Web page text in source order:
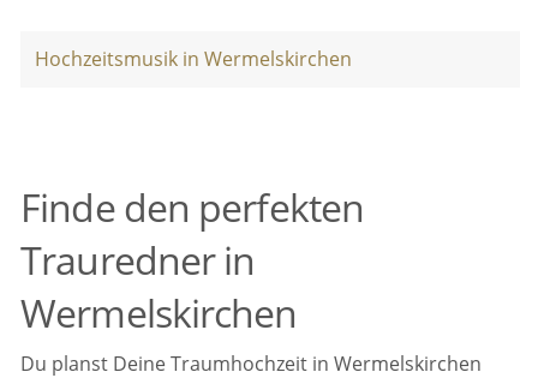
Hochzeitsmusik in Wermelskirchen
Finde den perfekten
Trauredner in
Wermelskirchen
Du planst Deine Traumhochzeit in Wermelskirchen